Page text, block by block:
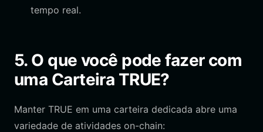
tempo real.
5. O que você pode fazer com
uma Carteira TRUE?
Manter TRUE em uma carteira dedicada abre uma
variedade de atividades on-chain: